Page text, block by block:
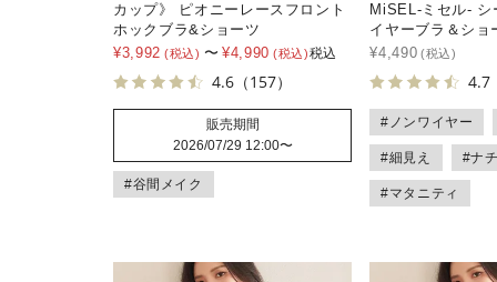
カップ》 ピオニーレースフロント
ホックブラ&ショーツ
¥3,992 〜 ¥4,990 税込
4.6 （157）
販売期間
2026/07/29 12:00〜
#谷間メイク
MiSEL-ミセル-
イヤーブラ＆ショ
¥4,490
4.7
#ノンワイヤー
#細見え #ナ
#マタニティ